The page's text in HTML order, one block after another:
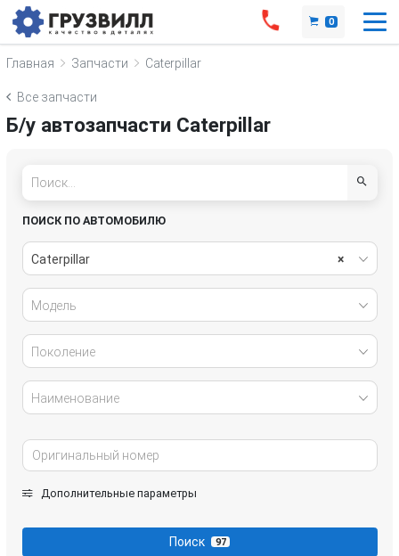
0
Главная Запчасти Caterpillar
Все запчасти
Б/у автозапчасти Caterpillar
ПОИСК ПО АВТОМОБИЛЮ
×
Caterpillar
Модель
Поколение
Наименование
Дополнительные параметры
Поиск 97